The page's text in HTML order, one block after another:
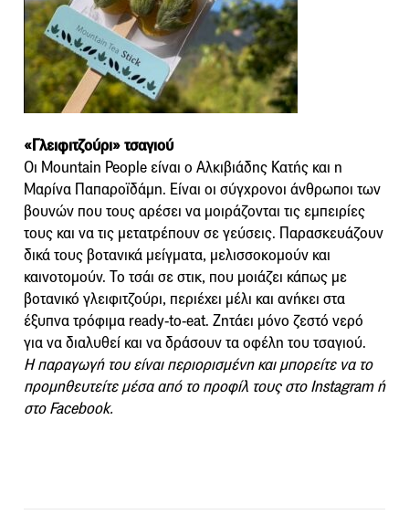
«Γλειφιτζούρι» τσαγιού
Οι Mountain People είναι ο Αλκιβιάδης Κατής και η
Μαρίνα Παπαροϊδάμη. Είναι οι σύγχρονοι άνθρωποι των
βουνών που τους αρέσει να μοιράζονται τις εμπειρίες
τους και να τις μετατρέπουν σε γεύσεις. Παρασκευάζουν
δικά τους βοτανικά μείγματα, μελισσοκομούν και
καινοτομούν. Το τσάι σε στικ, που μοιάζει κάπως με
βοτανικό γλειφιτζούρι, περιέχει μέλι και ανήκει στα
έξυπνα τρόφιμα ready-to-eat. Ζητάει μόνο ζεστό νερό
για να διαλυθεί και να δράσουν τα οφέλη του τσαγιού.
Η παραγωγή του είναι περιορισμένη και μπορείτε να το
προμηθευτείτε μέσα από το προφίλ τους στο Instagram ή
στο Facebook.